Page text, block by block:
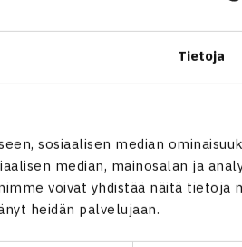
Tietoja
sosiaalisen median
median, mainosalan ja
voivat yhdistää näitä tietoja
heidän palvelujaan.